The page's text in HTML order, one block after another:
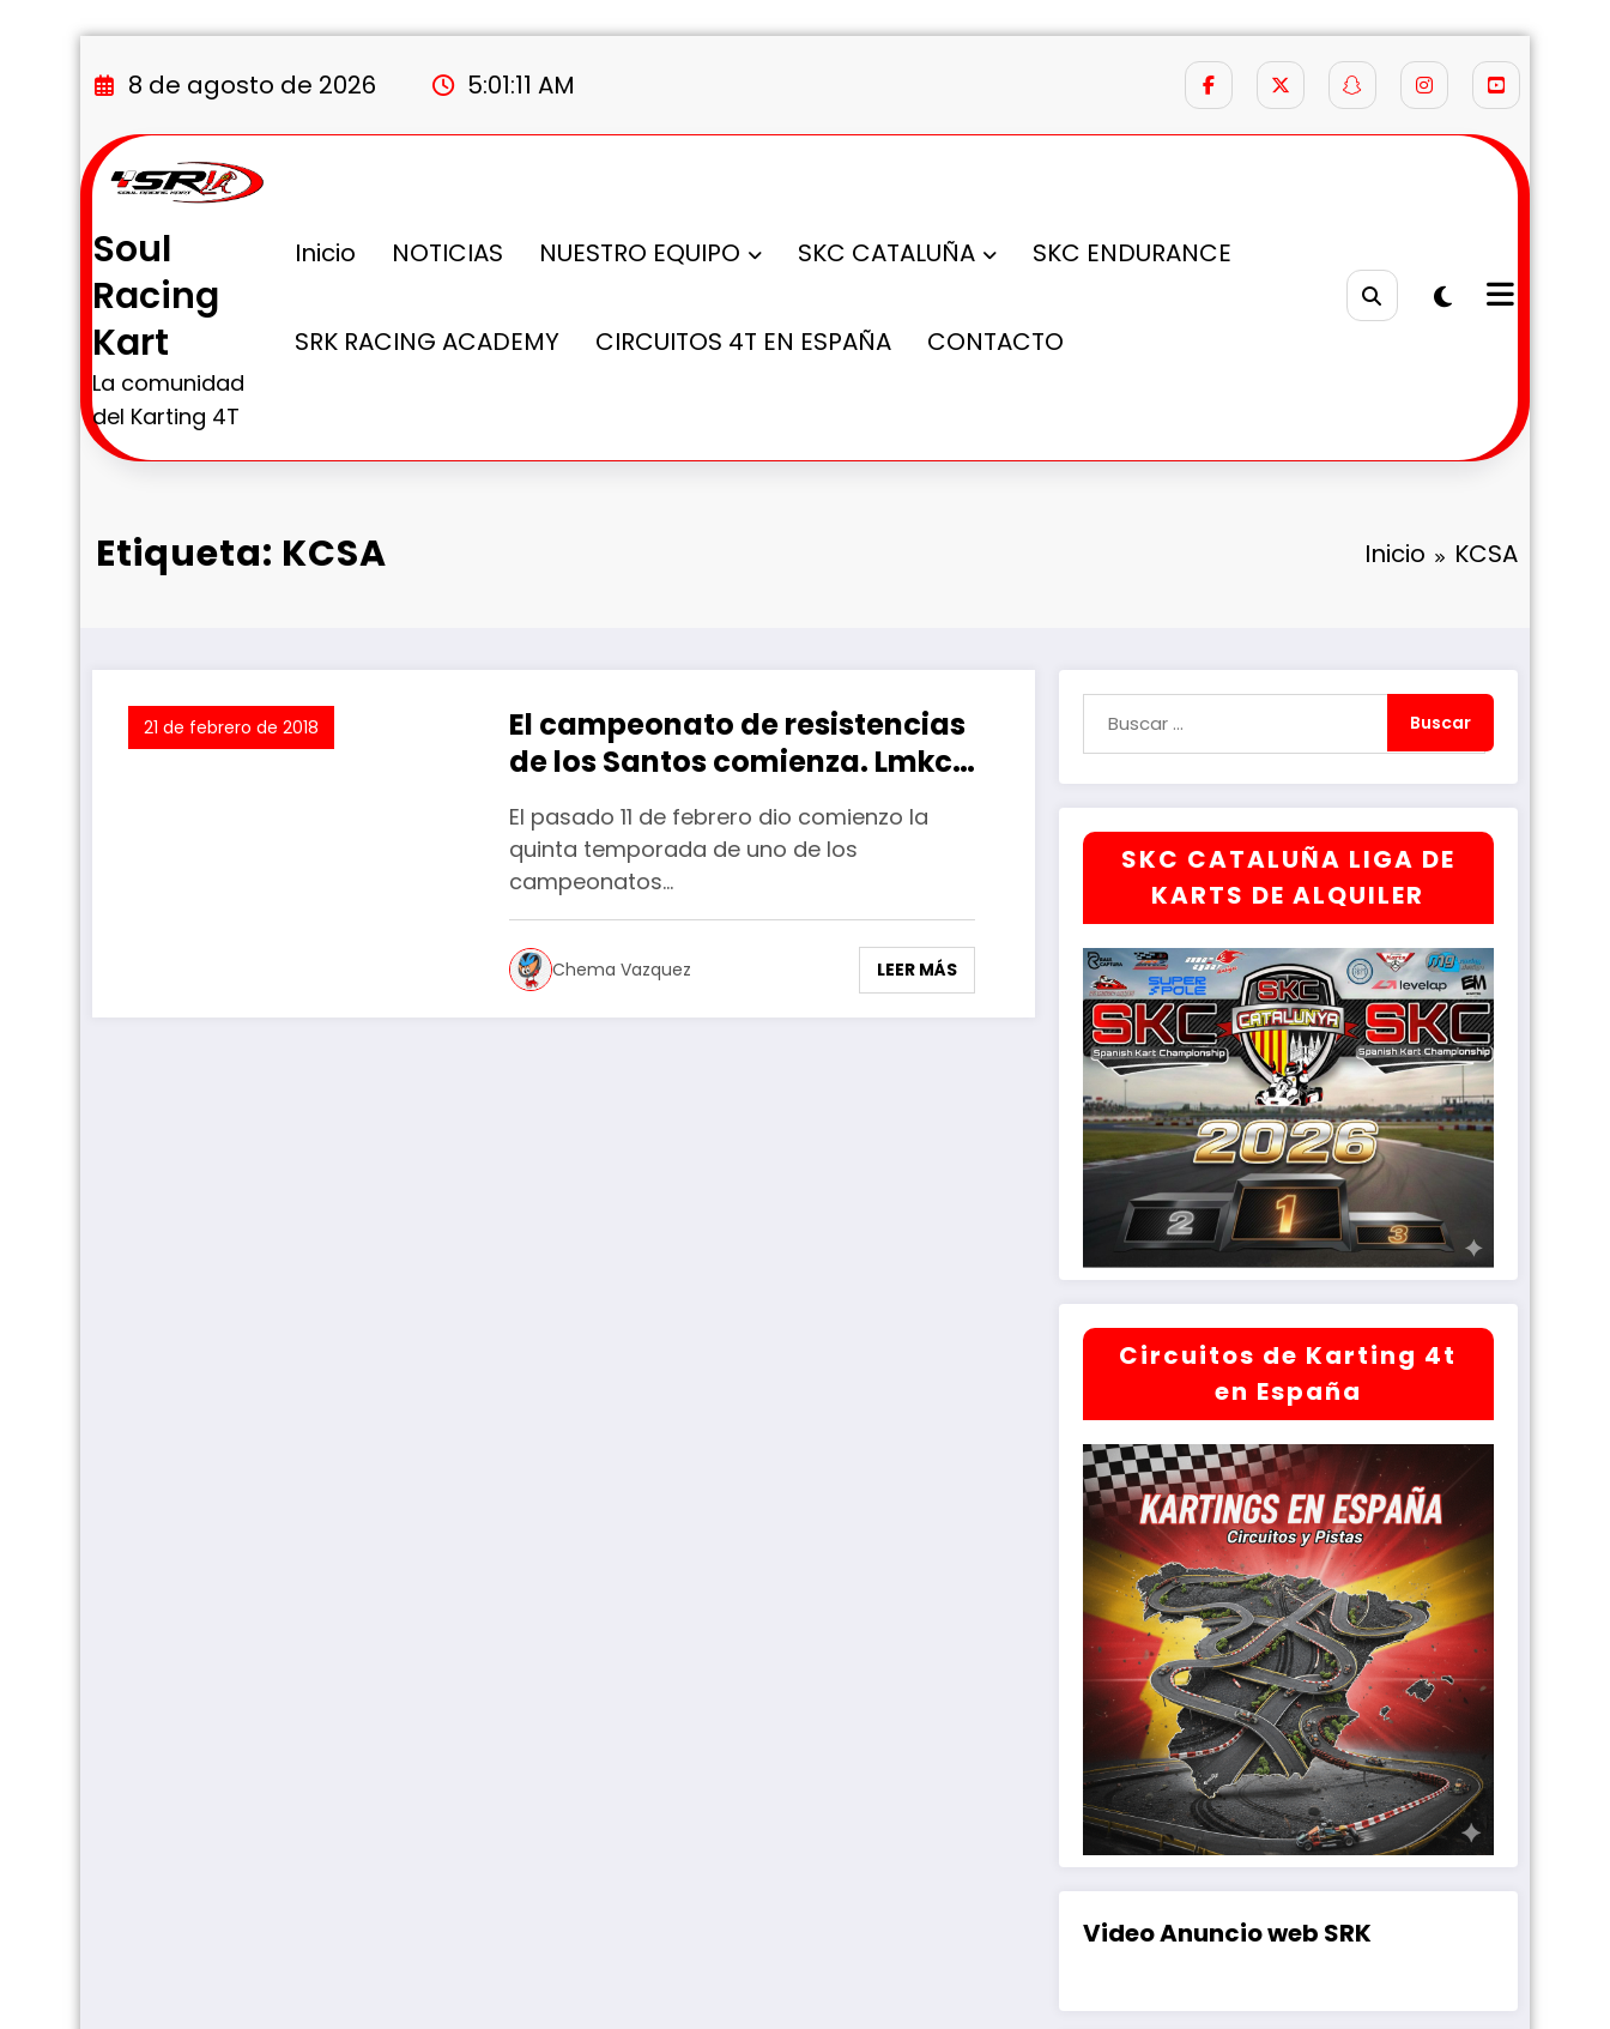
al
8 de agosto de 2026 5:01:12 AM
Soul
Racing
Kart
La comunidad
del Karting 4T
Inicio NOTICIAS NUESTRO EQUIPO SKC CATALUÑA SKC ENDURANCE
SRK RACING ACADEMY CIRCUITOS 4T EN ESPAÑA CONTACTO
Etiqueta: KCSA Inicio KCSA
21 de febrero de 2018
El campeonato de resistencias
de los Santos comienza. Lmkc
endurance arrasa.
El pasado 11 de febrero dio comienzo la
quinta temporada de uno de los
campeonatos…
Chema Vazquez LEER MÁS
SKC CATALUÑA LIGA DE
KARTS DE ALQUILER
Circuitos de Karting 4t
en España
Video Anuncio web SRK